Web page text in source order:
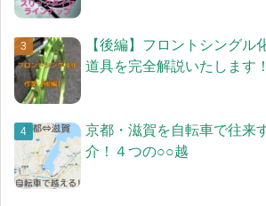
【後編】フロントシングル
道具を完全解説いたします！
京都・滋賀を自転車で往来
介！４つの○○越